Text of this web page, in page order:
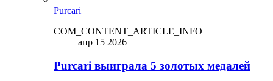
Purcari
COM_CONTENT_ARTICLE_INFO
апр 15 2026
Purcari выиграла 5 золотых медалей